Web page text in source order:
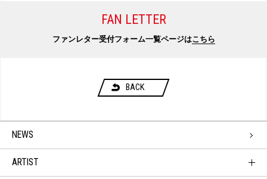
FAN LETTER
ファンレター受付フォーム一覧ページはこちら
BACK
NEWS
ARTIST